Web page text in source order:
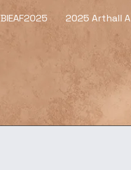
BIEAF2025 2025 Arthall A